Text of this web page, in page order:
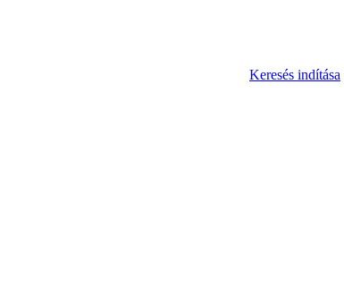
Keresés indítása